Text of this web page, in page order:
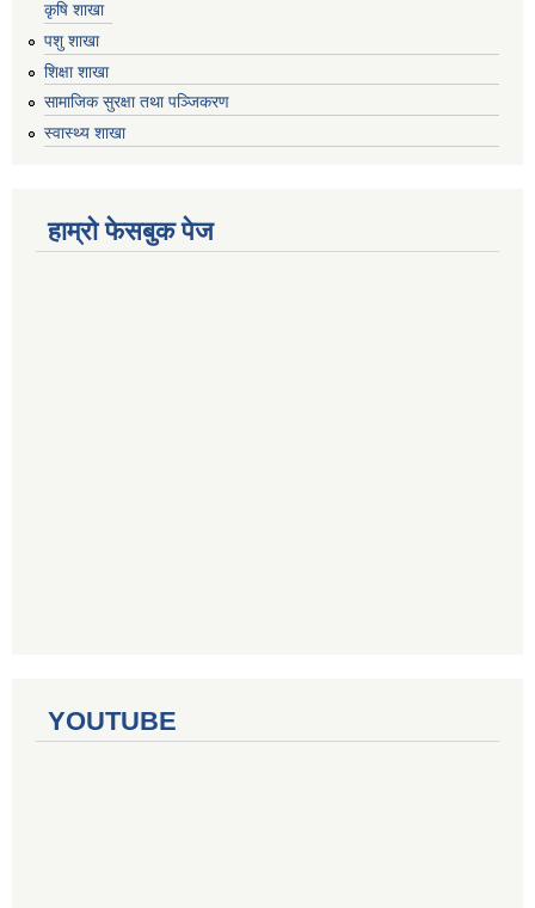
कृषि शाखा
पशु शाखा
शिक्षा शाखा
सामाजिक सुरक्षा तथा पञ्जिकरण
स्वास्थ्य शाखा
हाम्रो फेसबुक पेज
YOUTUBE